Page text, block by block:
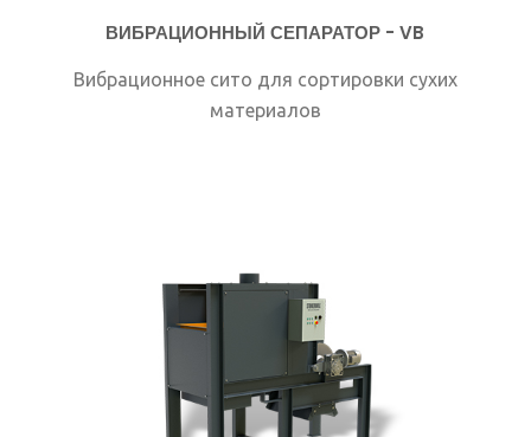
ВИБРАЦИОННЫЙ СЕПАРАТОР - VB
Bибрационное сито для сортировки сухих
материалов